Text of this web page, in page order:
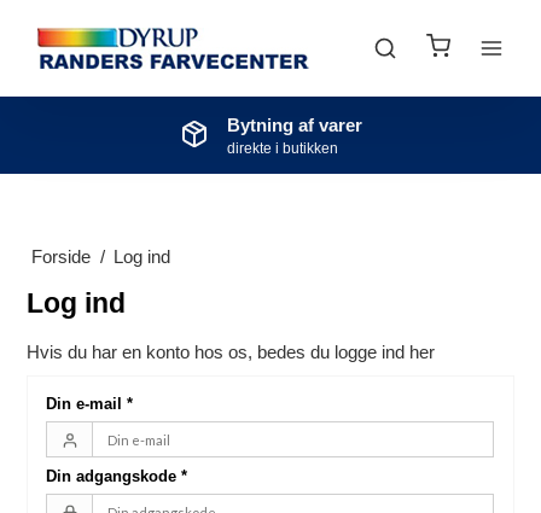
Bytning af varer
direkte i butikken
Forside / Log ind
Log ind
Hvis du har en konto hos os, bedes du logge ind her
Din e-mail*
Din adgangskode*